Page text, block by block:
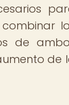
de
de